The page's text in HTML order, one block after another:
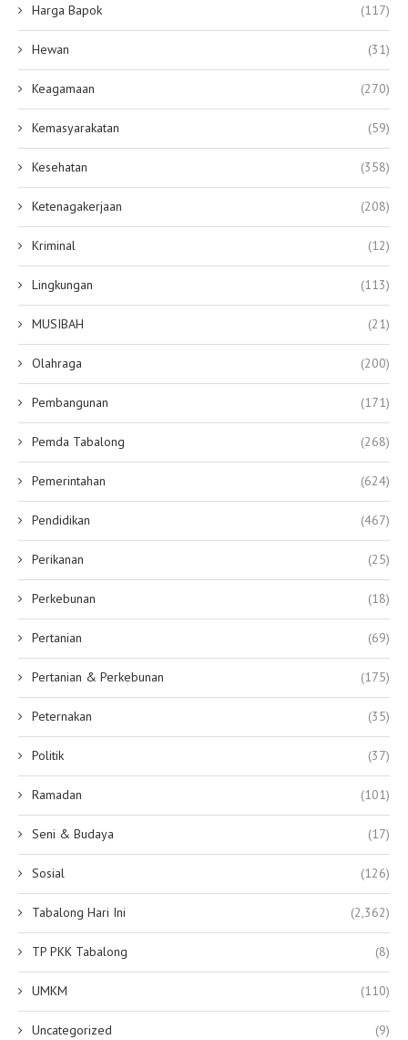
Harga Bapok (117)
Hewan (31)
Keagamaan (270)
Kemasyarakatan (59)
Kesehatan (358)
Ketenagakerjaan (208)
Kriminal (12)
Lingkungan (113)
MUSIBAH (21)
Olahraga (200)
Pembangunan (171)
Pemda Tabalong (268)
Pemerintahan (624)
Pendidikan (467)
Perikanan (25)
Perkebunan (18)
Pertanian (69)
Pertanian & Perkebunan (175)
Peternakan (35)
Politik (37)
Ramadan (101)
Seni & Budaya (17)
Sosial (126)
Tabalong Hari Ini (2,362)
TP PKK Tabalong (8)
UMKM (110)
Uncategorized (9)